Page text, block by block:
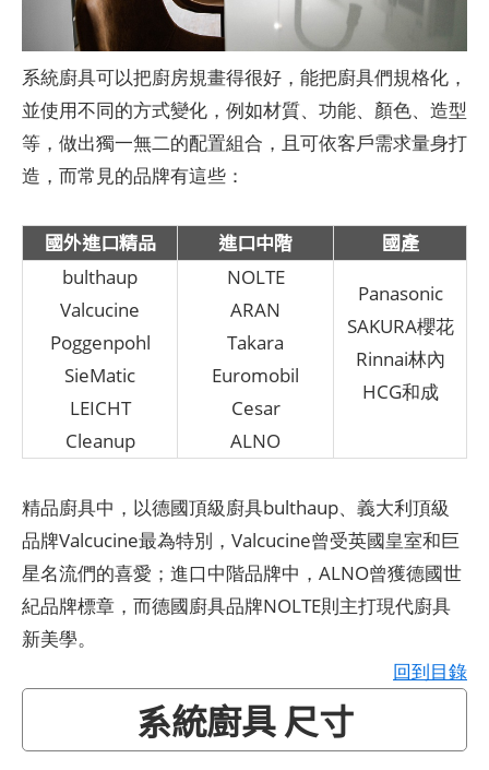
系統廚具可以把廚房規畫得很好，能把廚具們規格化，
並使用不同的方式變化，例如材質、功能、顏色、造型
等，做出獨一無二的配置組合，且可依客戶需求量身打
造，而常見的品牌有這些：
國外進口精品 進口中階 國產
bulthaup
Valcucine
Poggenpohl
SieMatic
LEICHT
Cleanup
NOLTE
ARAN
Takara
Euromobil
Cesar
ALNO
Panasonic
SAKURA櫻花
Rinnai林內
HCG和成
精品廚具中，以德國頂級廚具bulthaup、義大利頂級
品牌Valcucine最為特別，Valcucine曾受英國皇室和巨
星名流們的喜愛；進口中階品牌中，ALNO曾獲德國世
紀品牌標章，而德國廚具品牌NOLTE則主打現代廚具
新美學。
回到目錄
系統廚具 尺寸